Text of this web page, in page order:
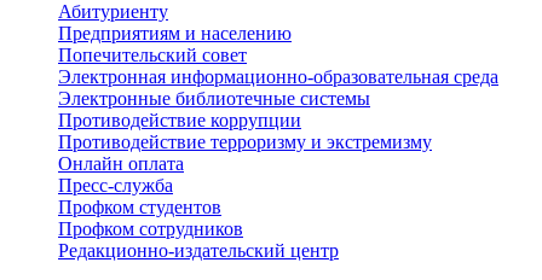
Абитуриенту
Предприятиям и населению
Попечительский совет
Электронная информационно-образовательная среда
Электронные библиотечные системы
Противодействие коррупции
Противодействие терроризму и экстремизму
Онлайн оплата
Пресс-служба
Профком студентов
Профком сотрудников
Редакционно-издательский центр